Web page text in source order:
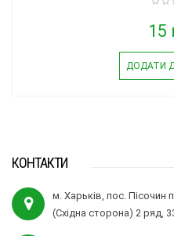
15
ДОДАТИ
КОНТАКТИ
м. Харьків, пос.
(Східна сторона) 2 ряд,